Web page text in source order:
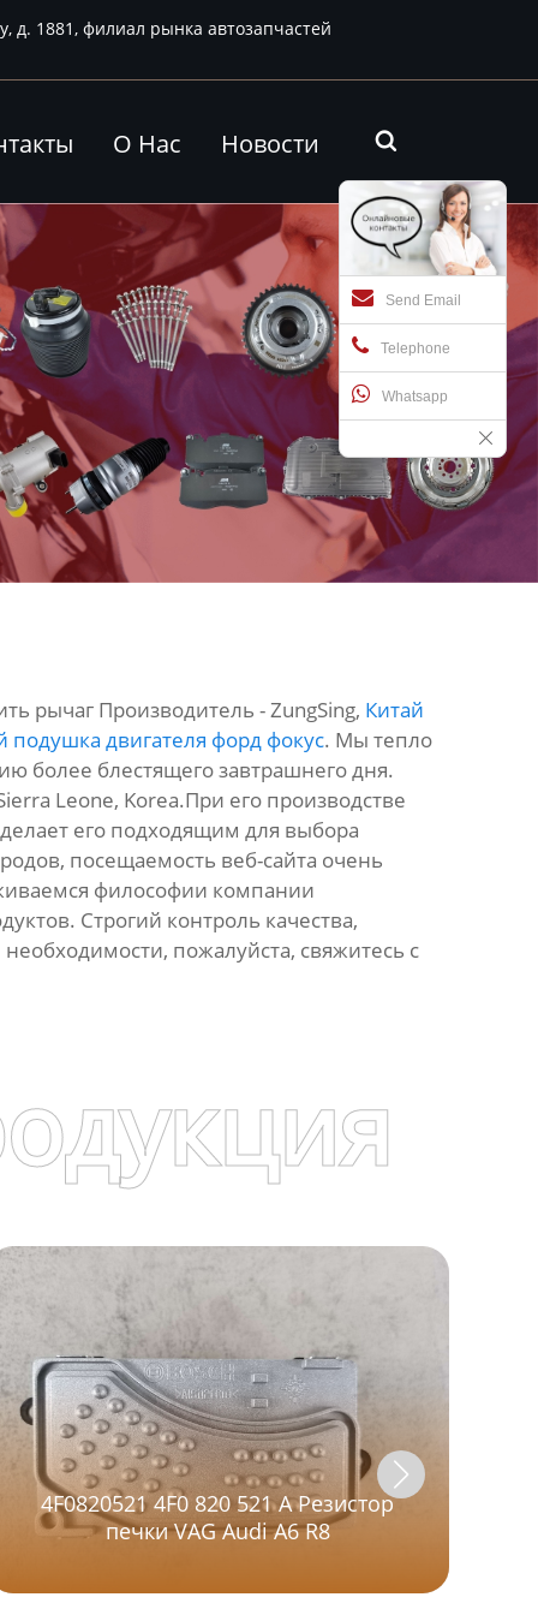
д. 1881, филиал рынка автозапчастей
О Нас Новости 
Send Email
Telephone
Whatsapp
рычаг Производитель - ZungSing, Китай
подушка двигателя форд фокус. Мы тепло
более блестящего завтрашнего дня.
Leone, Korea.При его производстве
его подходящим для выбора
посещаемость веб-сайта очень
философии компании
Строгий контроль качества,
пожалуйста, свяжитесь с
4F0820521 4F0 820 521 A Резистор
печки VAG Audi A6 R8